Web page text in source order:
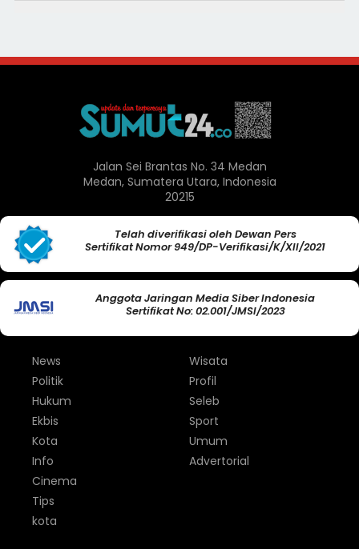
Jalan Sei Brantas No. 34 Medan
Medan, Sumatera Utara, Indonesia
20215
Telah diverifikasi oleh Dewan Pers
Sertifikat Nomor 949/DP-Verifikasi/K/XII/2021
Anggota Jaringan Media Siber Indonesia
Sertifikat No: 02.001/JMSI/2023
News
Politik
Hukum
Ekbis
Kota
Info
Wisata
Profil
Seleb
Sport
Umum
Advertorial
Cinema
Tips
kota